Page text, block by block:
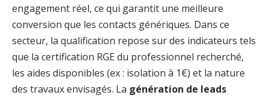
engagement réel, ce qui garantit une meilleure
conversion que les contacts génériques. Dans ce
secteur, la qualification repose sur des indicateurs tels
que la certification RGE du professionnel recherché,
les aides disponibles (ex : isolation à 1€) et la nature
des travaux envisagés. La génération de leads